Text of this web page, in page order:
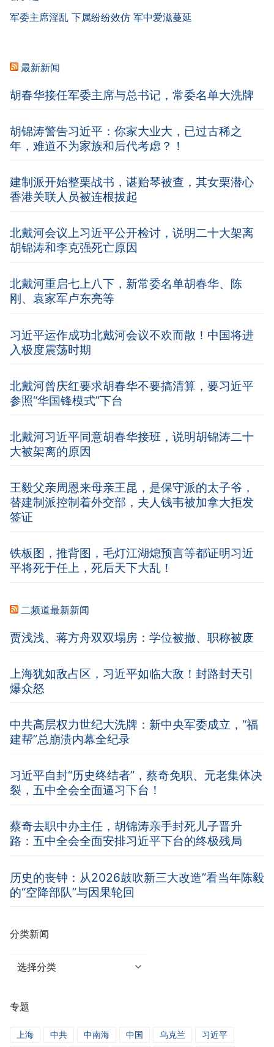
军委主席淫乱 下属纷纷效仿 军中爱滋蔓延
最新新闻
胡春华接任军委主席与总书记，常委名单大洗牌
胡锦涛警告习近平：你家大业大，已过古稀之
年，难道不为家族和后代考虑？！
建制派开始整栗战书，谌贻琴被查，其女栗潜心
香港关联人员被连根拔起
北戴河会议上习近平公开检讨，说明二十大架离
胡锦涛和李克强死亡原因
北戴河重启七上八下，新常委名单胡春华、陈
刚、袁家军卢东亮等
习近平运作成功北戴河会议不欢而散！中国将进
入极度震荡时期
北戴河曾庆红要求胡春华不要搞清算，要习近平
参照“华国锋模式”下台
北戴河习近平同意胡春华接班，说明胡锦涛二十
大被架离的原因
王毅父亲周恩来母亲王昆，是保守派的太子爷，
替建制派控制着外交部，夫人钱韦被加拿大拒发
签证
铁板图，推背图，毛灯江湖熄预言等都证明习近
平将死于任上，死后天下大乱！
二频道最新新闻
贾浅浅、蒋方舟双双塌房：学位被撤、职称被废
上海犹如敌占区，习近平如临大敌！封路封天引
爆众怒
中共高层权力世纪大洗牌：新中央军委成立，“福
建帮”总崩溃内幕全纪录
习近平自封“历史终结者”，蔡奇免职、元老集体决
裂，五中全会全面逼习下台！
蔡奇去职中办主任，胡锦涛亲手封死儿子晋升
路：五中全会全面安排习近平下台的终极残局
历史的丧钟：从2026鼓吹新三大改造”看当年陈毅
的“空降部队”与因果轮回
分类新闻
分
闻
专题
上海 中共 中南海 中国 乌克兰
习近平